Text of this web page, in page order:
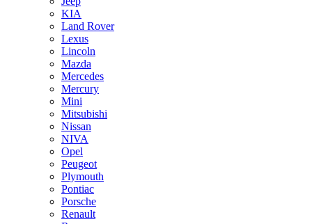
KIA
Land Rover
Lexus
Lincoln
Mazda
Mercedes
Mercury
Mini
Mitsubishi
Nissan
NIVA
Opel
Peugeot
Plymouth
Pontiac
Porsche
Renault